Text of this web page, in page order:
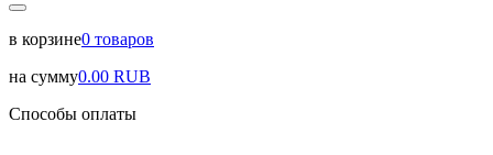
в корзине0 товаров
на сумму0.00 RUB
Способы оплаты